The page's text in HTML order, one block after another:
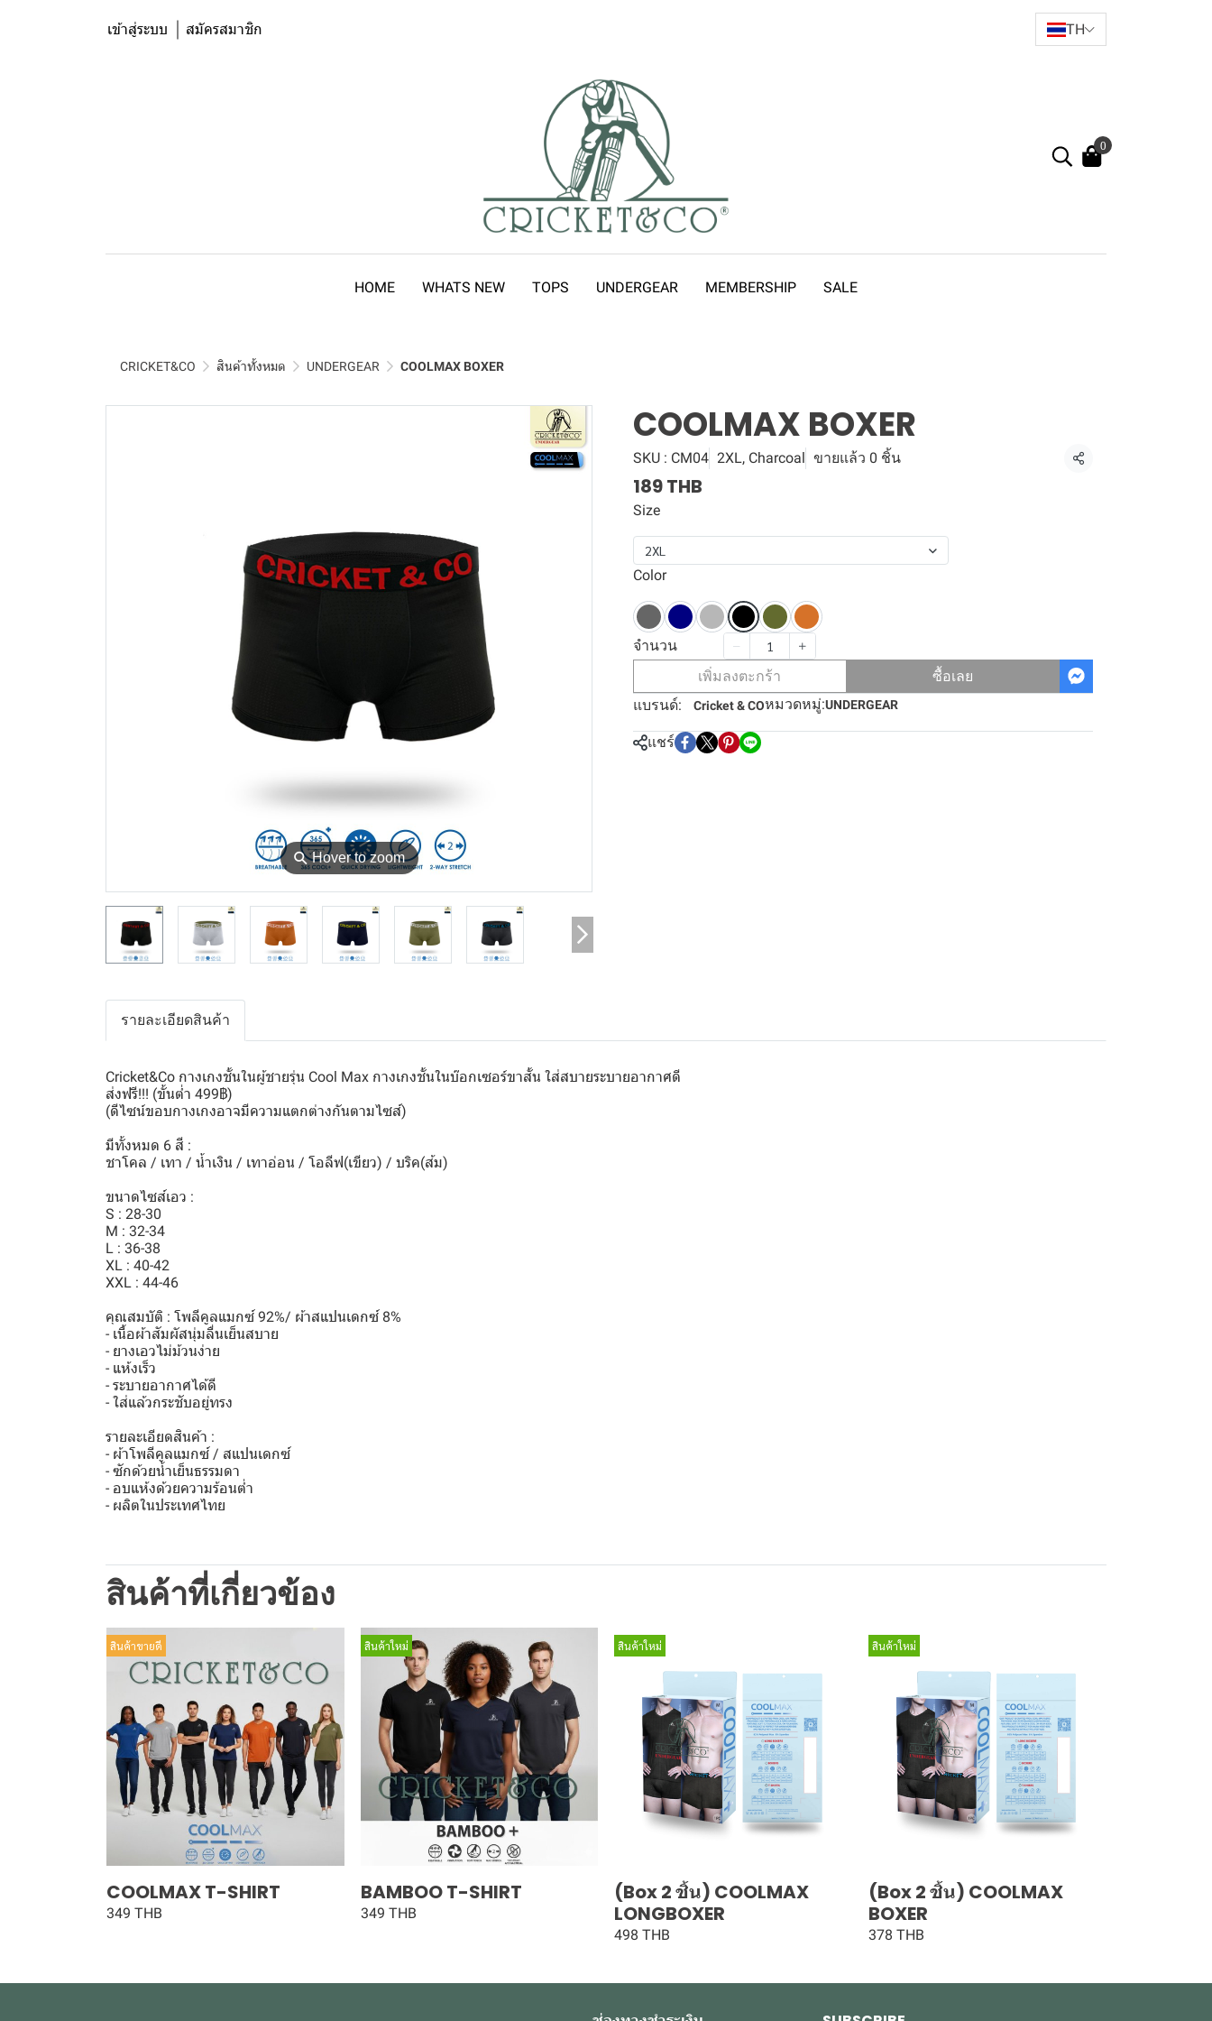
เข้าสู่ระบบ สมัครสมาชิก TH
0
HOME WHATS NEW TOPS UNDERGEAR MEMBERSHIP SALE
CRICKET&CO สินค้าทั้งหมด UNDERGEAR COOLMAX BOXER
⚲Hover to zoom
COOLMAX BOXER
SKU : CM04 2XL, Charcoal ขายแล้ว 0 ชิ้น แชร์
189 THB
Size
2XL
Color
จำนวน
เพิ่มลงตะกร้า
ซื้อเลย
แบรนด์:
Cricket & COหมวดหมู่:UNDERGEAR
แชร์
รายละเอียดสินค้า
Cricket&Co กางเกงชั้นในผู้ชายรุ่น Cool Max กางเกงชั้นในบ๊อกเซอร์ขาสั้น ใส่สบายระบายอากาศดี
ส่งฟรี!!! (ขั้นต่ำ 499฿)
(ดีไซน์ขอบกางเกงอาจมีความแตกต่างกันตามไซส์)
มีทั้งหมด 6 สี :
ชาโคล / เทา / น้ำเงิน / เทาอ่อน / โอลีฟ(เขียว) / บริค(ส้ม)
ขนาดไซส์เอว :
S : 28-30
M : 32-34
L : 36-38
XL : 40-42
XXL : 44-46
คุณสมบัติ : โพลีคูลแมกซ์ 92%/ ผ้าสแปนเดกซ์ 8%
- เนื้อผ้าสัมผัสนุ่มลื่นเย็นสบาย
- ยางเอวไม่ม้วนง่าย
- แห้งเร็ว
- ระบายอากาศได้ดี
- ใส่แล้วกระชับอยู่ทรง
รายละเอียดสินค้า :
- ผ้าโพลีคูลแมกซ์ / สแปนเดกซ์
- ซักด้วยน้ำเย็นธรรมดา
- อบแห้งด้วยความร้อนต่ำ
- ผลิตในประเทศไทย
สินค้าที่เกี่ยวข้อง
สินค้าขายดี
COOLMAX T-SHIRT
349 THB
สินค้าใหม่
BAMBOO T-SHIRT
349 THB
สินค้าใหม่
(Box 2 ชิ้น) COOLMAX
LONGBOXER
498 THB
สินค้าใหม่
(Box 2 ชิ้น) COOLMAX
BOXER
378 THB